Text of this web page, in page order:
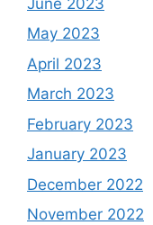
May 2023
April 2023
March 2023
February 2023
January 2023
December 2022
November 2022